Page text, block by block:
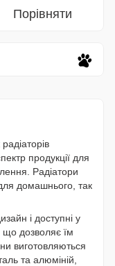
Порівняти
продукції для
Радіатори
домашнього, так
і доступні у
що дозволяє їм
виготовляються
та алюміній,